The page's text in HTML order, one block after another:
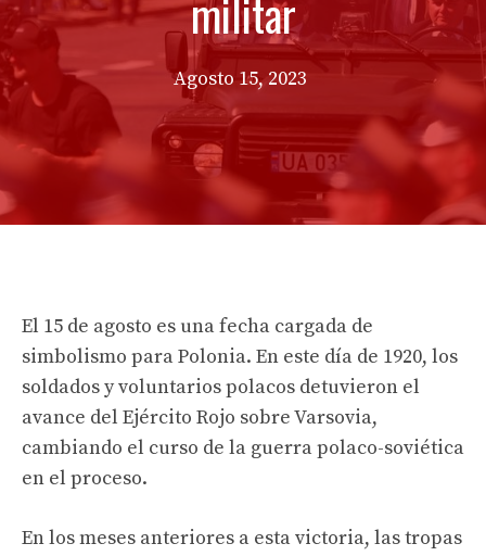
militar
Agosto 15, 2023
El 15 de agosto es una fecha cargada de
simbolismo para Polonia. En este día de 1920, los
soldados y voluntarios polacos detuvieron el
avance del Ejército Rojo sobre Varsovia,
cambiando el curso de la guerra polaco-soviética
en el proceso.
En los meses anteriores a esta victoria, las tropas